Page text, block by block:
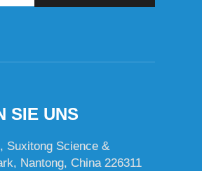
SIE UNS
Suxitong Science &
Nantong, China 226311